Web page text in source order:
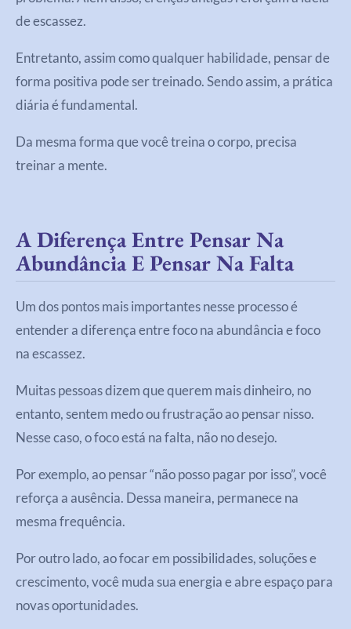
de escassez.
Entretanto, assim como qualquer habilidade, pensar de
forma positiva pode ser treinado. Sendo assim, a prática
diária é fundamental.
Da mesma forma que você treina o corpo, precisa
treinar a mente.
A Diferença Entre Pensar Na
Abundância E Pensar Na Falta
Um dos pontos mais importantes nesse processo é
entender a diferença entre foco na abundância e foco
na escassez.
Muitas pessoas dizem que querem mais dinheiro, no
entanto, sentem medo ou frustração ao pensar nisso.
Nesse caso, o foco está na falta, não no desejo.
Por exemplo, ao pensar “não posso pagar por isso”, você
reforça a ausência. Dessa maneira, permanece na
mesma frequência.
Por outro lado, ao focar em possibilidades, soluções e
crescimento, você muda sua energia e abre espaço para
novas oportunidades.